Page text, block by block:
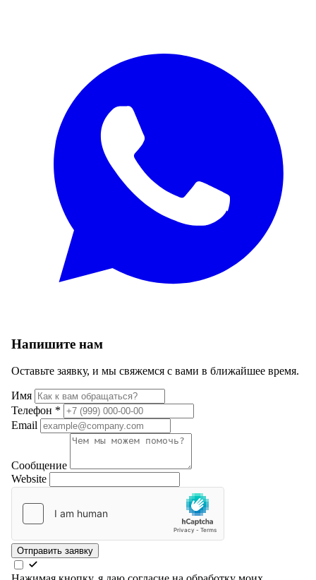
Напишите нам
Оставьте заявку, и мы свяжемся с вами в ближайшее время.
Имя
Телефон *
Email
Сообщение
Website
Отправить заявку